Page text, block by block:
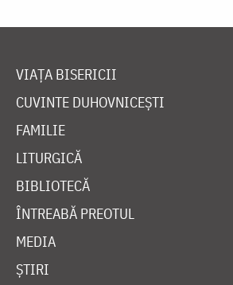
VIAȚA BISERICII
CUVINTE DUHOVNICEȘTI
FAMILIE
LITURGICĂ
BIBLIOTECĂ
ÎNTREABĂ PREOTUL
MEDIA
ȘTIRI